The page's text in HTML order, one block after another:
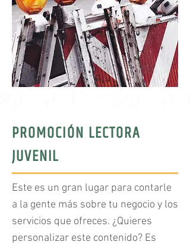
PROMOCIÓN LECTORA
JUVENIL
Este es un gran lugar para contarle
a la gente más sobre tu negocio y los
servicios que ofreces. ¿Quieres
personalizar este contenido? Es